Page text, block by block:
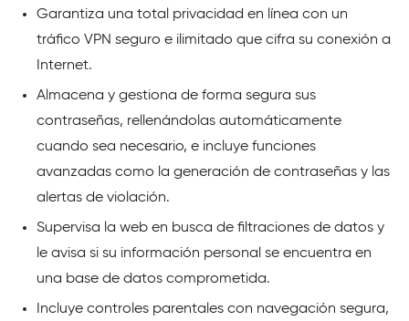
Garantiza una total privacidad en línea con un
tráfico VPN seguro e ilimitado que cifra su conexión a
Internet.
Almacena y gestiona de forma segura sus
contraseñas, rellenándolas automáticamente
cuando sea necesario, e incluye funciones
avanzadas como la generación de contraseñas y las
alertas de violación.
Supervisa la web en busca de filtraciones de datos y
le avisa si su información personal se encuentra en
una base de datos comprometida.
Incluye controles parentales con navegación segura,